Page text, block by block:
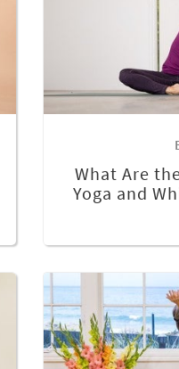
What Are
Yoga and